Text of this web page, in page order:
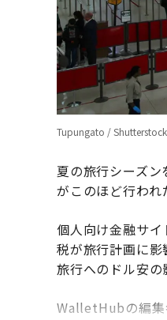
Tupungato /
夏の旅行シーズ
がこのほど行われ
個人向け金融サイ
税が旅行計画に
旅行へのドル安の
WalletHubの編集